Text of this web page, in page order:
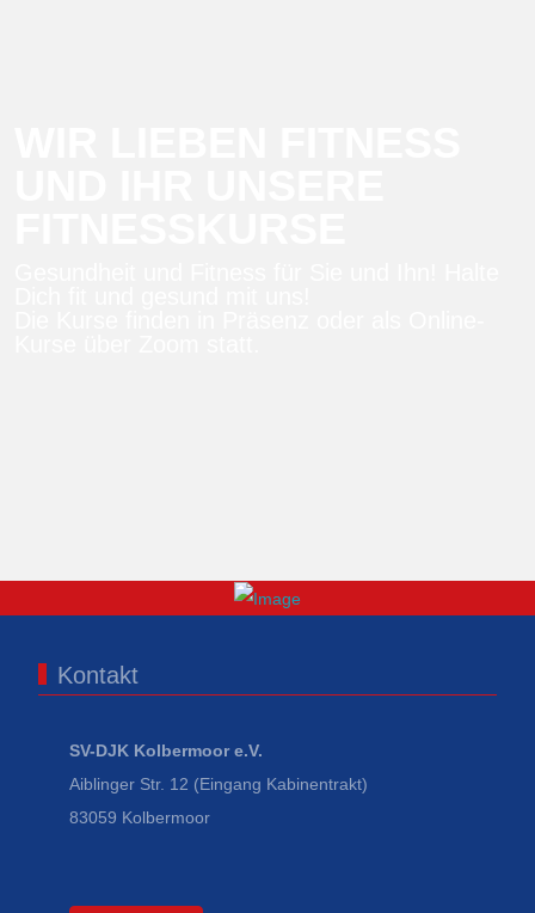
Kontakt
SV-DJK Kolbermoor e.V.
Aiblinger Str. 12 (Eingang Kabinentrakt)
83059 Kolbermoor